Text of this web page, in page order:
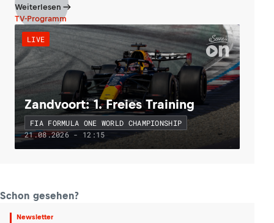
Weiterlesen
TV-Programm
LIVE
Zandvoort: 1. Freies Training
FIA FORMULA ONE WORLD CHAMPIONSHIP
21.08.2026 - 12:15
Schon gesehen?
Newsletter